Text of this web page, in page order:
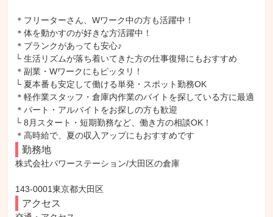
＊フリーターさん、Wワーク中の方も活躍中！
＊体を動かすのが好きな方活躍中！
＊ブランクがあっても安心♪
└ 生活リズムが落ち着いてきた方の仕事復帰にもおすすめ
＊副業・Wワークにもピッタリ！
└ 夏本番も安定して働ける単発・スポット勤務OK
＊軽作業スタッフ・倉庫内作業のバイトを探している方に最適
＊パート・アルバイトをお探しの方も歓迎
└ 8月スタート・短期勤務など、働き方の相談OK！
＊高時給で、夏の収入アップにもおすすめです
勤務地
株式会社パワーステーション/大田区の倉庫
143-0001東京都大田区
アクセス